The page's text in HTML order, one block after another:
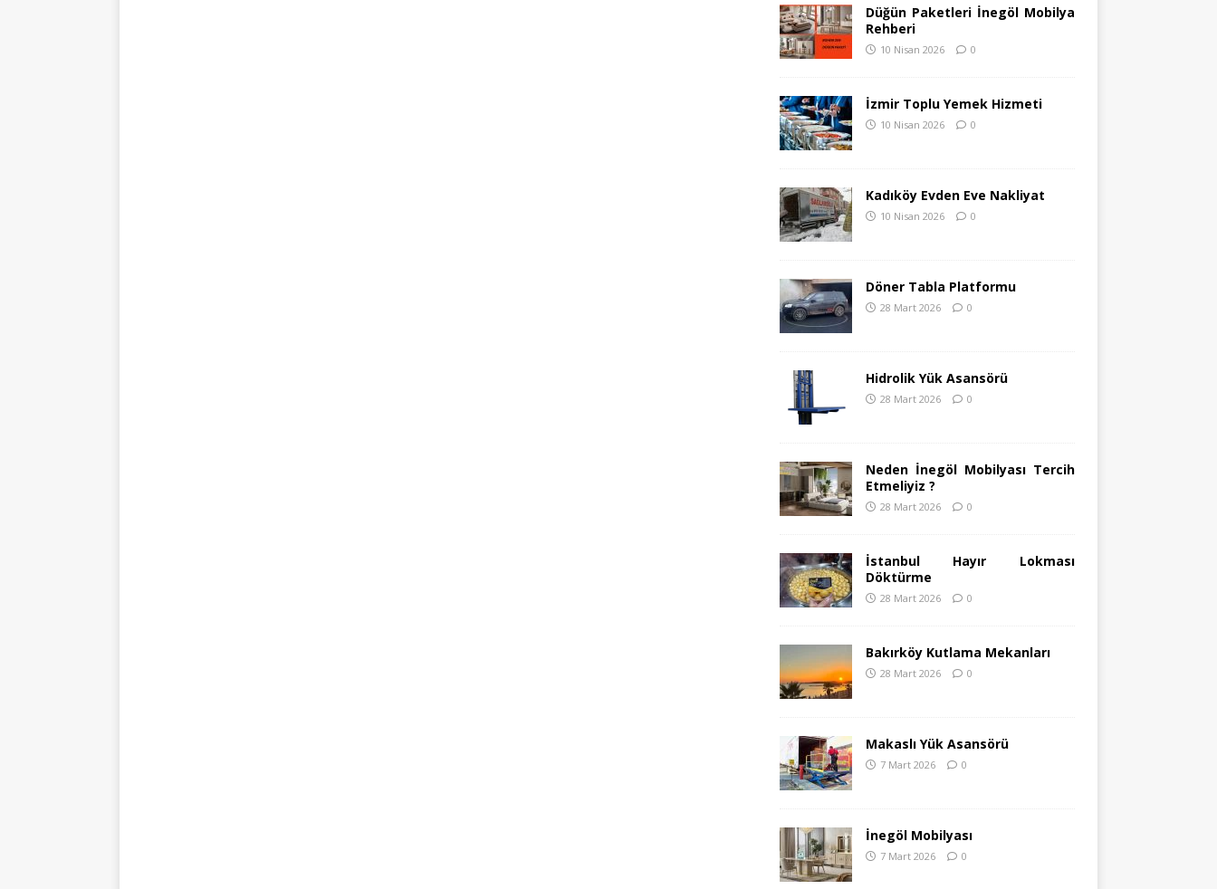
Düğün Paketleri İnegöl Mobilya
Rehberi
10 Nisan 2026 0
İzmir Toplu Yemek Hizmeti
10 Nisan 2026 0
Kadıköy Evden Eve Nakliyat
10 Nisan 2026 0
Döner Tabla Platformu
28 Mart 2026 0
Hidrolik Yük Asansörü
28 Mart 2026 0
Neden İnegöl Mobilyası Tercih
Etmeliyiz ?
28 Mart 2026 0
İstanbul Hayır Lokması
Döktürme
28 Mart 2026 0
Bakırköy Kutlama Mekanları
28 Mart 2026 0
Makaslı Yük Asansörü
7 Mart 2026 0
İnegöl Mobilyası
7 Mart 2026 0